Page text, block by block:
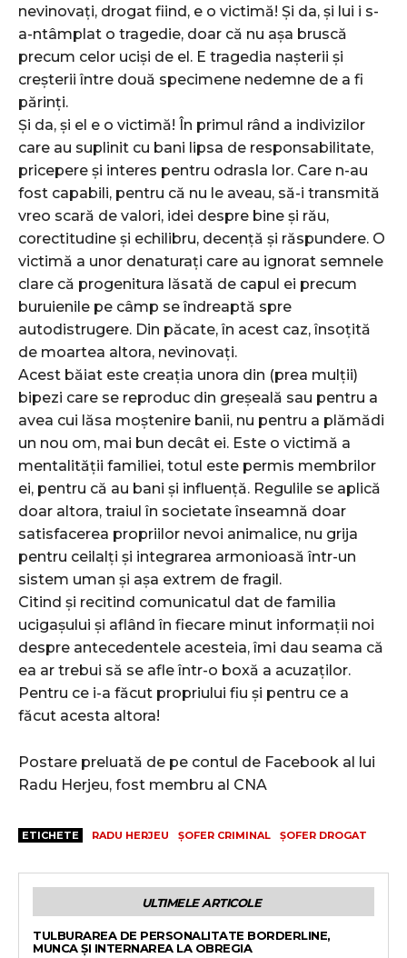
nevinovați, drogat fiind, e o victimă! Și da, și lui i s-
a-ntâmplat o tragedie, doar că nu așa bruscă
precum celor uciși de el. E tragedia nașterii și
creșterii între două specimene nedemne de a fi
părinți.
Și da, și el e o victimă! În primul rând a indivizilor
care au suplinit cu bani lipsa de responsabilitate,
pricepere și interes pentru odrasla lor. Care n-au
fost capabili, pentru că nu le aveau, să-i transmită
vreo scară de valori, idei despre bine și rău,
corectitudine și echilibru, decență și răspundere. O
victimă a unor denaturați care au ignorat semnele
clare că progenitura lăsată de capul ei precum
buruienile pe câmp se îndreaptă spre
autodistrugere. Din păcate, în acest caz, însoțită
de moartea altora, nevinovați.
Acest băiat este creația unora din (prea mulții)
bipezi care se reproduc din greșeală sau pentru a
avea cui lăsa moștenire banii, nu pentru a plămădi
un nou om, mai bun decât ei. Este o victimă a
mentalității familiei, totul este permis membrilor
ei, pentru că au bani și influență. Regulile se aplică
doar altora, traiul în societate înseamnă doar
satisfacerea propriilor nevoi animalice, nu grija
pentru ceilalți și integrarea armonioasă într-un
sistem uman și așa extrem de fragil.
Citind și recitind comunicatul dat de familia
ucigașului și aflând în fiecare minut informații noi
despre antecedentele acesteia, îmi dau seama că
ea ar trebui să se afle într-o boxă a acuzaților.
Pentru ce i-a făcut propriului fiu și pentru ce a
făcut acesta altora!
Postare preluată de pe contul de Facebook al lui
Radu Herjeu, fost membru al CNA
ETICHETE RADU HERJEU ȘOFER CRIMINAL ȘOFER DROGAT
ULTIMELE ARTICOLE
TULBURAREA DE PERSONALITATE BORDERLINE,
MUNCA ȘI INTERNAREA LA OBREGIA